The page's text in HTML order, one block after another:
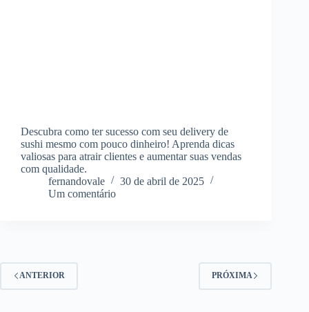
Descubra como ter sucesso com seu delivery de
sushi mesmo com pouco dinheiro! Aprenda dicas
valiosas para atrair clientes e aumentar suas vendas
com qualidade.
fernandovale
30 de abril de 2025
Um comentário
ANTERIOR PRÓXIMA